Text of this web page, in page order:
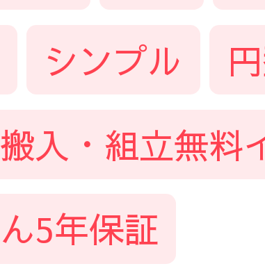
シンプル
搬入・組立無料
5年保証